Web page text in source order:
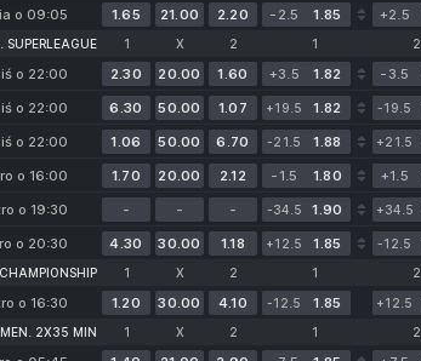
o 09:05 1.65 21.00 2.20 -2.5 1.85 +2.5
SUPERLEAGUE 1 X 2 1 2
o 22:00 2.30 20.00 1.60 +3.5 1.82 -3.5
o 22:00 6.30 50.00 1.07 +19.5 1.82 -19.5
o 22:00 1.06 50.00 6.70 -21.5 1.88 +21.5
o 16:00 1.70 20.00 2.12 -1.5 1.80 +1.5
o 19:30 - - - -34.5 1.90 +34.5
o 20:30 4.30 30.00 1.18 +12.5 1.85 -12.5
1 X 2 1 2
o 16:30 1.20 30.00 4.10 -12.5 1.85 +12.5
2X35 MIN 1 X 2 1 2